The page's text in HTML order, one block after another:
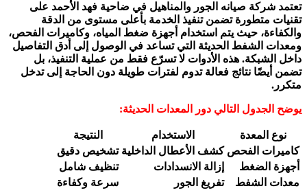
تعتمد شركة صيانه الجور والمناهيل في ضاحية فهد الأحمد على
تقنيات متطورة تضمن تنفيذ الخدمة بأعلى مستوى من الدقة
والكفاءة، حيث يتم استخدام أجهزة ضغط المياه، وكاميرات الفحص،
ومعدات الشفط الحديثة التي تساعد في الوصول إلى أدق التفاصيل
داخل الشبكة. هذه الأدوات لا تسرّع فقط من عملية التنفيذ، بل
تضمن أيضًا نتائج فعالة تدوم لفترات طويلة دون الحاجة إلى تدخل
متكرر.
يوضح الجدول التالي دور المعدات الحديثة:
نوع المعدة الاستخدام
النتيجة
كاميرات الفحص كشف الأعطال الداخلية تشخيص دقيق
أجهزة الضغط
إزالة الانسدادات
تنظيف شامل
معدات الشفط
تفريغ الجور سرعة وكفاءة